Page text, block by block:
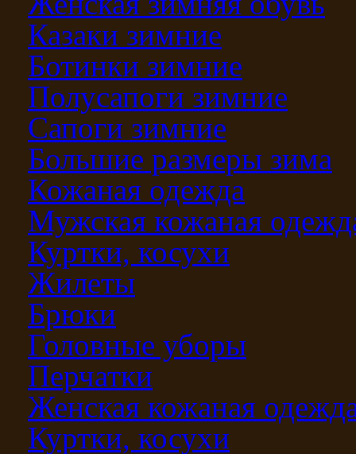
Казаки зимние
Ботинки зимние
Полусапоги зимние
Сапоги зимние
Большие размеры зима
Кожаная одежда
Мужская кожаная
Куртки, косухи
Жилеты
Брюки
Головные уборы
Перчатки
Женская кожаная
Куртки, косухи